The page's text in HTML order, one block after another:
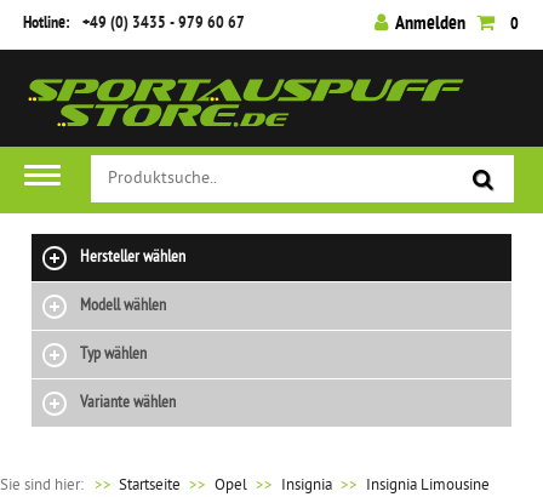
Hotline: +49 (0) 3435 - 979 60 67 Anmelden 0
Hersteller wählen
Modell wählen
Typ wählen
Variante wählen
Sie sind hier: >> Startseite Opel Insignia
Insignia Limousine